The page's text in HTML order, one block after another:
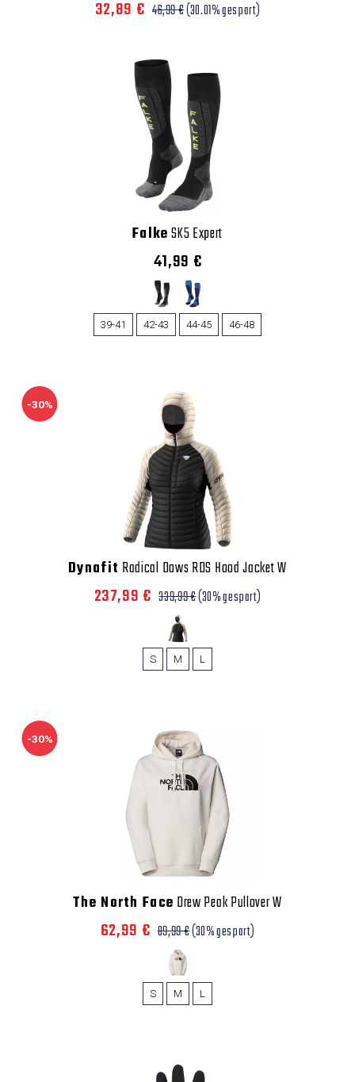
32,89 € 46,99 €(30.01% gespart)
FalkeSK5 Expert
41,99 €
39-41 42-43 44-45 46-48
-30%
Dynafit Radical Dows RDS Hood Jacket W
237,99 € 339,99 €(30% gespart)
S M L
-30%
The North Face Drew Peak Pullover W
62,99 € 89,99 €(30% gespart)
S M L